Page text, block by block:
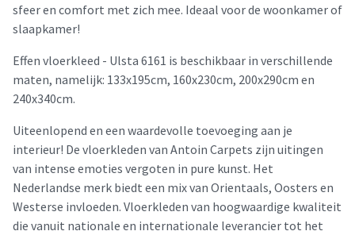
sfeer en comfort met zich mee. Ideaal voor de woonkamer of
slaapkamer!
Effen vloerkleed - Ulsta 6161 is beschikbaar in verschillende
maten, namelijk: 133x195cm, 160x230cm, 200x290cm en
240x340cm.
Uiteenlopend en een waardevolle toevoeging aan je
interieur! De vloerkleden van Antoin Carpets zijn uitingen
van intense emoties vergoten in pure kunst. Het
Nederlandse merk biedt een mix van Orientaals, Oosters en
Westerse invloeden. Vloerkleden van hoogwaardige kwaliteit
die vanuit nationale en internationale leverancier tot het